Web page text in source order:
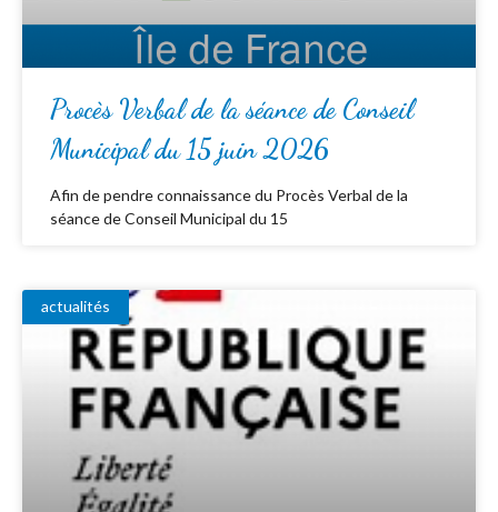
Procès Verbal de la séance de Conseil
Municipal du 15 juin 2026
Afin de pendre connaissance du Procès Verbal de la
séance de Conseil Municipal du 15
actualités